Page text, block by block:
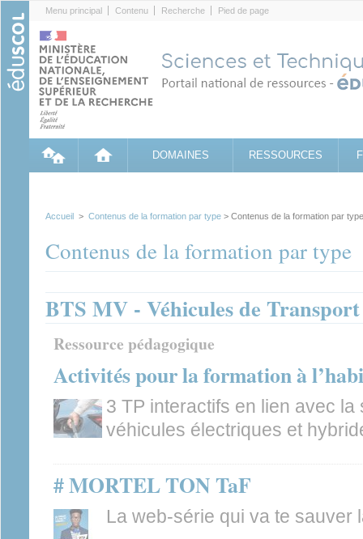
Menu principal Contenu Recherche Pied de page
DOMAINES RESSOURCES
Accueil > Contenus de la formation par type > Contenus de la formation par type
Contenus de la formation par type
BTS MV - Véhicules de
Ressource pédagogique
Activités pour la formation à
3 TP interactifs en lien avec
véhicules électriques et
# MORTEL TON TaF
La web-série qui va te sauver